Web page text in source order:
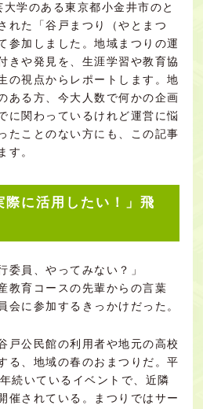
学のある東京都小金井市のと
れた「谷戸まつり（やとまつ
参加しました。地域まつりの運
きや発見を、生涯学習や教育協
の視点からレポートします。地
ある方、今大人数で何かの企画
に関わっているけれど運営に悩
たことのない方にも、この記事
す。
際に活用したい！」飛
委員、やってみない？」
教育コースの先輩からの言葉
会に参加するきっかけだった。
戸公民館の利用者や地元の高校
る、地域の春のおまつりだ。平
続いているイベントで、近隣
催されている。まつりではサー